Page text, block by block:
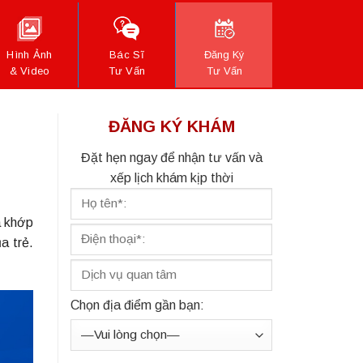
Hình Ảnh
& Video
Bác Sĩ
Tư Vấn
Đăng Ký
Tư Vấn
khớp
trẻ.
ĐĂNG KÝ KHÁM
Đặt hẹn ngay để nhận tư vấn và
xếp lịch khám kịp thời
Chọn địa điểm gần bạn: